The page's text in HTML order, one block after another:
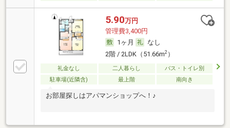
5.90万円
管理費3,400円
1ヶ月
なし
2階 / 2LDK（51.66m2）
礼金なし 二人暮らし
バス・トイレ別
駐車場(近隣含)
最上階 南向き
お部屋探しはアパマンショップへ！♪